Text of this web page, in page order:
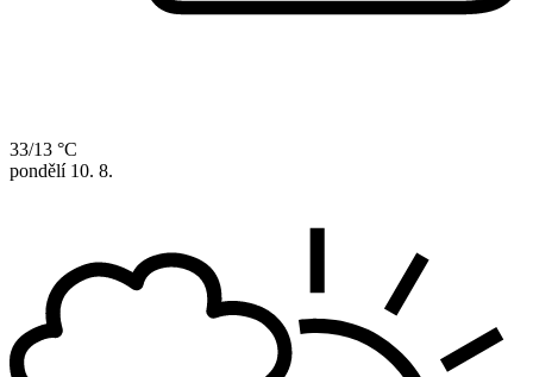
33/13 °C
pondělí 10. 8.